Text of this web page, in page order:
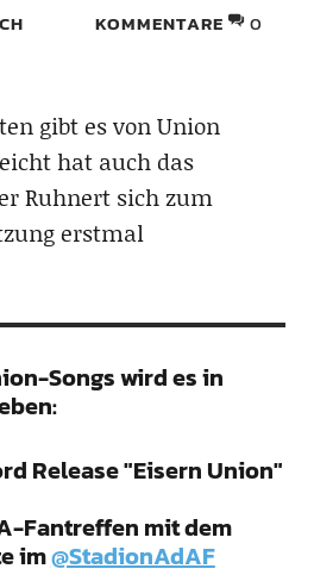
KOMMENTARE 0
gibt es von Union
hat auch das
Ruhnert sich zum
erstmal
Songs wird es in
Release "Eisern Union"
Fantreffen mit dem
im@StadionAdAF